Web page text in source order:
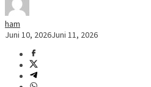
ham
Juni 10, 2026Juni 11, 2026